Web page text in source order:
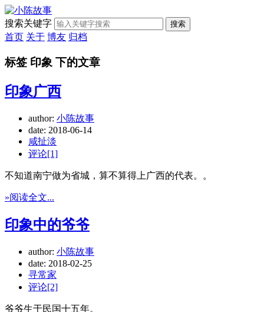
搜索关键字 搜索
首页 关于 博友 归档
标签 印象 下的文章
印象广西
author: 小陈故事
date: 2018-06-14
咸扯淡
评论[1]
不知道南宁做为省城，算不算得上广西的代表。。
»阅读全文...
印象中的爷爷
author: 小陈故事
date: 2018-02-25
寻常家
评论[2]
爷爷生于民国十五年。